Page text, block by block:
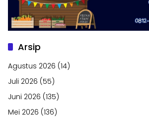
Arsip
Agustus 2026 (14)
Juli 2026 (55)
Juni 2026 (135)
Mei 2026 (136)